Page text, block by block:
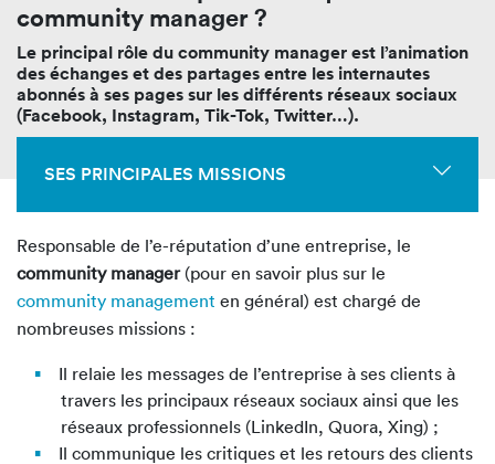
community manager ?
Le principal rôle du community manager est l’animation
des échanges et des partages entre les internautes
abonnés à ses pages sur les différents réseaux sociaux
(Facebook, Instagram, Tik-Tok, Twitter…).
SES PRINCIPALES MISSIONS
Responsable de l’e-réputation d’une entreprise, le
community manager (pour en savoir plus sur le
community management en général) est chargé de
nombreuses missions :
Il relaie les messages de l’entreprise à ses clients à
travers les principaux réseaux sociaux ainsi que les
réseaux professionnels (LinkedIn, Quora, Xing) ;
Il communique les critiques et les retours des clients